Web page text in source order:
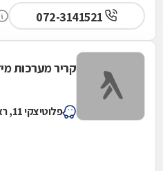
קריר מערכות
פלוטיצקי 11, ראשון לציון